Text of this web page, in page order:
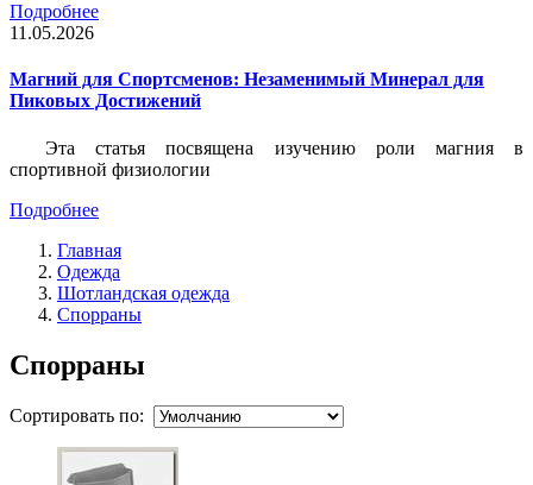
Подробнее
11.05.2026
Магний для Спортсменов: Незаменимый Минерал для
Пиковых Достижений
Эта статья посвящена изучению роли магния в
спортивной физиологии
Подробнее
Главная
Одежда
Шотландская одежда
Спорраны
Спорраны
Сортировать по: